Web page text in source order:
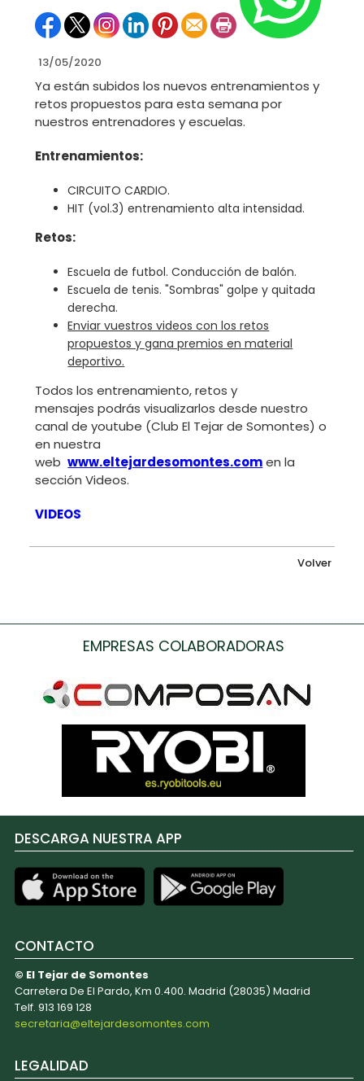
13/05/2020
Ya están subidos los nuevos entrenamientos y
retos propuestos para esta semana por
nuestros entrenadores y escuelas.
Entrenamientos:
CIRCUITO CARDIO.
HIT (vol.3) entrenamiento alta intensidad.
Retos:
Escuela de futbol. Conducción de balón.
Escuela de tenis. "Sombras" golpe y quitada
derecha.
Enviar vuestros videos con los retos
propuestos y gana premios en material
deportivo.
Todos los entrenamiento, retos y
mensajes podrás visualizarlos desde nuestro
canal de youtube (Club El Tejar de Somontes) o
en nuestra
webwww.eltejardesomontes.comen la
sección Videos.
VIDEOS
Volver
EMPRESAS COLABORADORAS
DESCARGA NUESTRA APP
CONTACTO
© El Tejar de Somontes
Carretera De El Pardo, Km 0.400. Madrid (28035) Madrid
Telf. 913 169 128
secretaria@eltejardesomontes.com
LEGALIDAD